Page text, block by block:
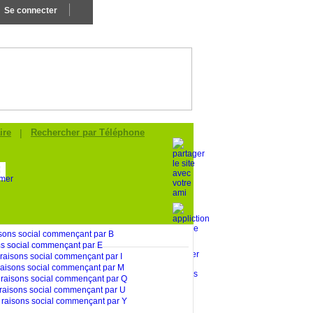
Se connecter
| Rechercher par Téléphone